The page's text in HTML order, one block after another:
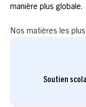
manière plus globale.
Nos matières les
Soutien